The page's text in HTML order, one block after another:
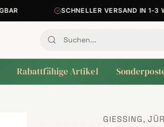
SCHNELLER VERSAND IN 1-3
Rabattfähige Artikel
GIESSING,